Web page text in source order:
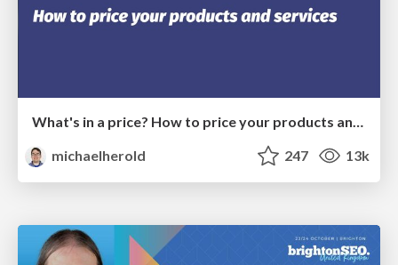
What's in a price? How to price your products and services
michaelherold
247 13k